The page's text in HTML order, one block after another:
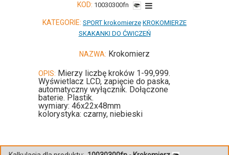
KOD: 10030300fn
KATEGORIE: SPORT krokomierze KROKOMIERZE
SKAKANKI DO ĆWICZEŃ
NAZWA: Krokomierz
OPIS: Mierzy liczbę kroków 1-99,999.
Wyświetlacz LCD, zapięcie do paska,
automatyczny wyłącznik. Dołączone
baterie. Plastik.
wymiary: 46x22x48mm
kolorystyka: czarny, niebieski